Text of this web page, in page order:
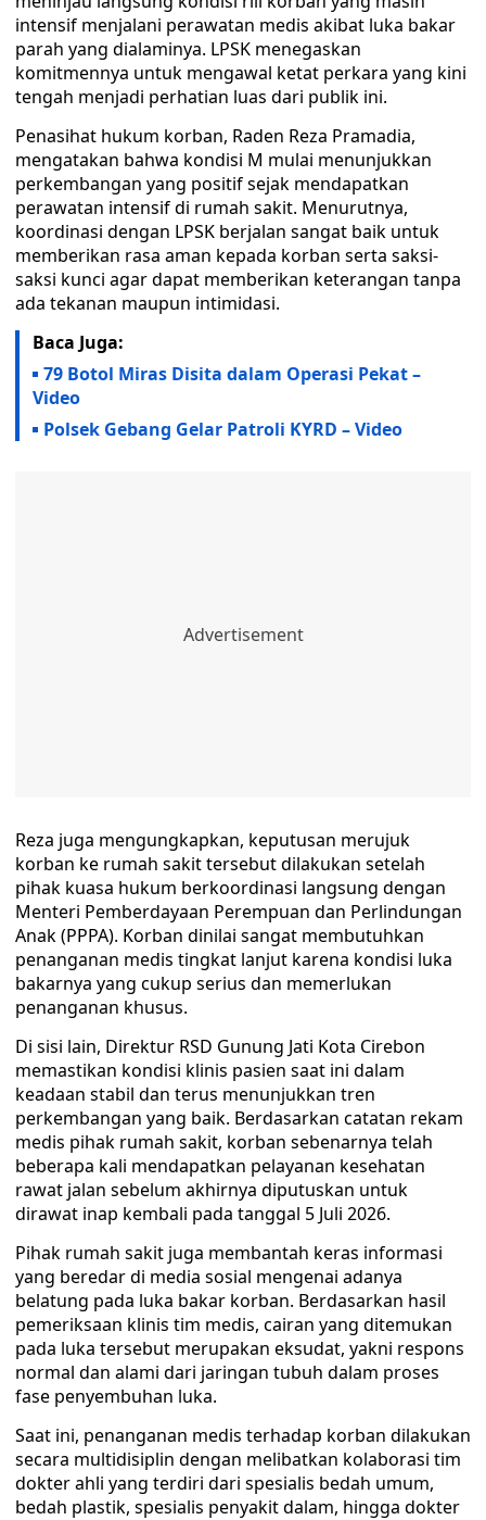
intensif menjalani perawatan medis akibat luka bakar
parah yang dialaminya. LPSK menegaskan
komitmennya untuk mengawal ketat perkara yang kini
tengah menjadi perhatian luas dari publik ini.
Penasihat hukum korban, Raden Reza Pramadia,
mengatakan bahwa kondisi M mulai menunjukkan
perkembangan yang positif sejak mendapatkan
perawatan intensif di rumah sakit. Menurutnya,
koordinasi dengan LPSK berjalan sangat baik untuk
memberikan rasa aman kepada korban serta saksi-
saksi kunci agar dapat memberikan keterangan tanpa
ada tekanan maupun intimidasi.
Baca Juga:
79 Botol Miras Disita dalam Operasi Pekat –
Video
Polsek Gebang Gelar Patroli KYRD – Video
Reza juga mengungkapkan, keputusan merujuk
korban ke rumah sakit tersebut dilakukan setelah
pihak kuasa hukum berkoordinasi langsung dengan
Menteri Pemberdayaan Perempuan dan Perlindungan
Anak (PPPA). Korban dinilai sangat membutuhkan
penanganan medis tingkat lanjut karena kondisi luka
bakarnya yang cukup serius dan memerlukan
penanganan khusus.
Di sisi lain, Direktur RSD Gunung Jati Kota Cirebon
memastikan kondisi klinis pasien saat ini dalam
keadaan stabil dan terus menunjukkan tren
perkembangan yang baik. Berdasarkan catatan rekam
medis pihak rumah sakit, korban sebenarnya telah
beberapa kali mendapatkan pelayanan kesehatan
rawat jalan sebelum akhirnya diputuskan untuk
dirawat inap kembali pada tanggal 5 Juli 2026.
Pihak rumah sakit juga membantah keras informasi
yang beredar di media sosial mengenai adanya
belatung pada luka bakar korban. Berdasarkan hasil
pemeriksaan klinis tim medis, cairan yang ditemukan
pada luka tersebut merupakan eksudat, yakni respons
normal dan alami dari jaringan tubuh dalam proses
fase penyembuhan luka.
Saat ini, penanganan medis terhadap korban dilakukan
secara multidisiplin dengan melibatkan kolaborasi tim
dokter ahli yang terdiri dari spesialis bedah umum,
bedah plastik, spesialis penyakit dalam, hingga dokter